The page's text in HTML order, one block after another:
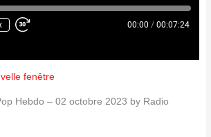
00:00 / 00:07:24
fenêtre
Hebdo – 02 octobre 2023 by Radio